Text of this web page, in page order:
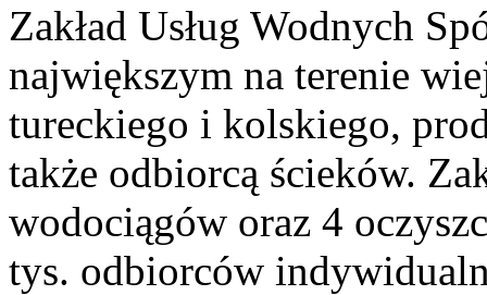
Zakład Usług Wodnych
największym na terenie
tureckiego i kolskiego,
także odbiorcą ścieków.
wodociągów oraz 4
tys. odbiorców